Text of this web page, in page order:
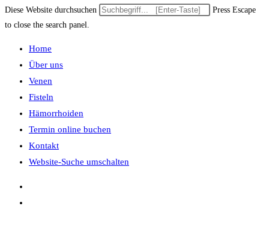
Diese Website durchsuchen
Press Escape
to close the search panel.
Home
Über uns
Venen
Fisteln
Hämorrhoiden
Termin online buchen
Kontakt
Website-Suche umschalten